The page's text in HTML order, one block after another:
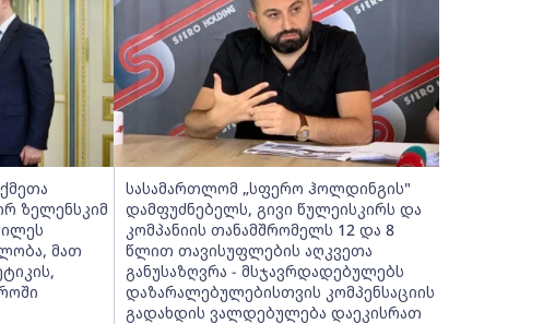
ზელენსკიმ
მათ
სასამართლომ „სფერო ჰოლდინგის"
დამფუძნებელს, გივი წულეისკირს და
კომპანიის თანამშრომელს 12 და 8
წლით თავისუფლების აღკვეთა
განუსაზღვრა - მსჯავრდადებულებს
დაზარალებულებისთვის კომპენსაციის
გადახდის ვალდებულება დაეკისრათ